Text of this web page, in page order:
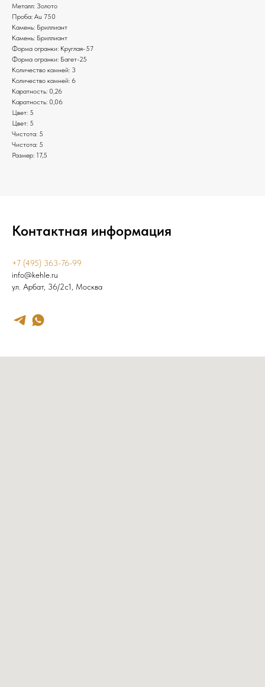
Металл: Золото
Проба: Au 750
Камень: Бриллиант
Камень: Бриллиант
Форма огранки: Круглая-57
Форма огранки: Багет-25
Количество камней: 3
Количество камней: 6
Каратность: 0,26
Каратность: 0,06
Цвет: 5
Цвет: 5
Чистота: 5
Чистота: 5
Размер: 17,5
Контактная информация
+7 (495) 363-76-99
info@kehle.ru
ул. Арбат, 36/2с1, Москва